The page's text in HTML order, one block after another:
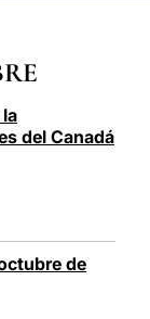
del Canadá
de